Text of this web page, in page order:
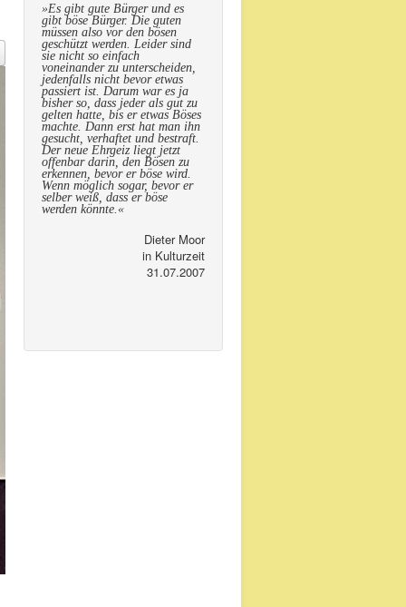
»Es gibt gute Bürger und es
gibt böse Bürger. Die guten
müssen also vor den bösen
geschützt werden. Leider sind
sie nicht so einfach
voneinander zu unterscheiden,
jedenfalls nicht bevor etwas
passiert ist. Darum war es ja
bisher so, dass jeder als gut zu
gelten hatte, bis er etwas Böses
machte. Dann erst hat man ihn
gesucht, verhaftet und bestraft.
Der neue Ehrgeiz liegt jetzt
offenbar darin, den Bösen zu
erkennen, bevor er böse wird.
Wenn möglich sogar, bevor er
selber weiß, dass er böse
werden könnte.«
Dieter Moor
in Kulturzeit
31.07.2007